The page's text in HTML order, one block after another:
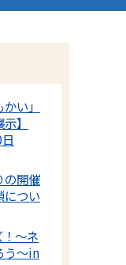
い」
】
の開催
につい
！～ネ
う～in